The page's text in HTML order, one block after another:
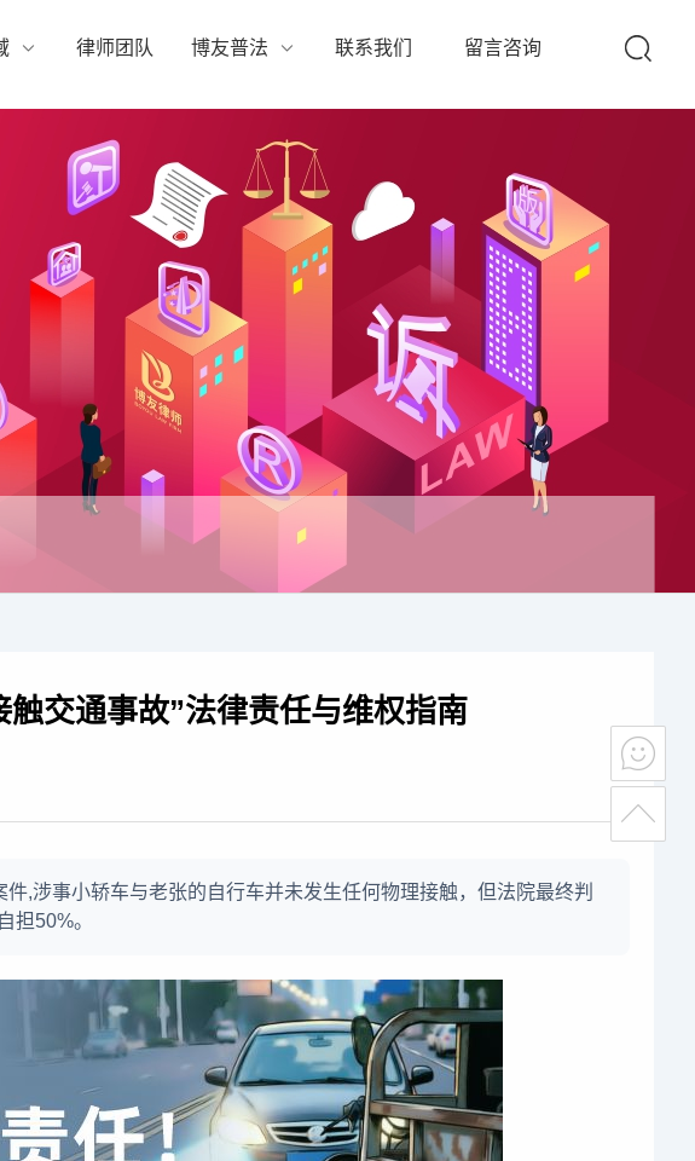
律师团队 博友普法 联系我们 留言咨询
交通事故”法律责任与维权指南
,涉事小轿车与老张的自行车并未发生任何物理接触，但法院最终判
担50%。